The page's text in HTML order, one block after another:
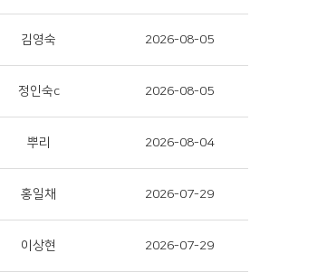
김영숙 2026-08-05
정인숙c 2026-08-05
뿌리 2026-08-04
홍일채 2026-07-29
이상현 2026-07-29